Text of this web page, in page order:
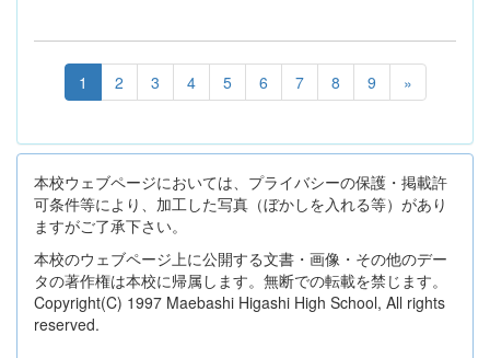
1 2 3 4 5 6 7 8 9 »
本校ウェブページにおいては、プライバシーの保護・掲載許
可条件等により、加工した写真（ぼかしを入れる等）があり
ますがご了承下さい。
本校のウェブページ上に公開する文書・画像・その他のデー
タの著作権は本校に帰属します。無断での転載を禁じます。
Copyright(C) 1997 Maebashi Higashi High School, All rights
reserved.